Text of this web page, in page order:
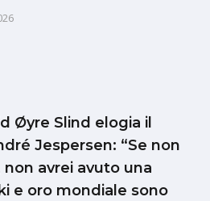
Øyre Slind elogia il
Jespersen: “Se non
avrei avuto una
e oro mondiale sono